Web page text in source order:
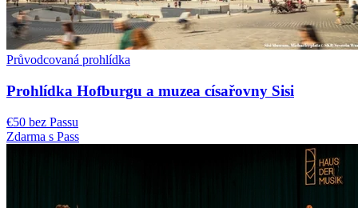
Průvodcovaná prohlídka
Prohlídka Hofburgu a muzea císařovny Sisi
€50 bez Passu
Zdarma s Pass